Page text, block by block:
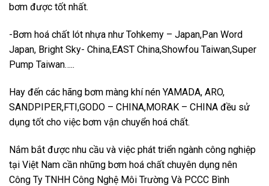
bơm được tốt nhất.
-Bơm hoá chất lót nhựa như Tohkemy – Japan,Pan Word
Japan, Bright Sky- China,EAST China,Showfou Taiwan,Super
Pump Taiwan…..
Hay đến các hãng bơm màng khí nén YAMADA, ARO,
SANDPIPER,FTI,GODO – CHINA,MORAK – CHINA đều sử
dụng tốt cho việc bơm vận chuyển hoá chất.
Nắm bắt được nhu cầu và việc phát triển ngành công nghiệp
tại Việt Nam cần những bơm hoá chất chuyên dụng nên
Công Ty TNHH Công Nghệ Môi Trường Và PCCC Bình